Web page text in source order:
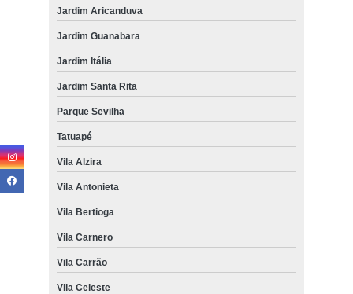
Jardim Aricanduva
Jardim Guanabara
Jardim Itália
Jardim Santa Rita
Parque Sevilha
Tatuapé
Vila Alzira
Vila Antonieta
Vila Bertioga
Vila Carnero
Vila Carrão
Vila Celeste